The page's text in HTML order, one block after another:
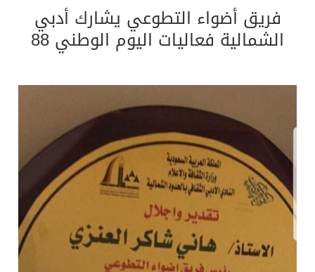
فريق أضواء التطوعي يشارك أدبي
الشمالية فعاليات اليوم الوطني 88